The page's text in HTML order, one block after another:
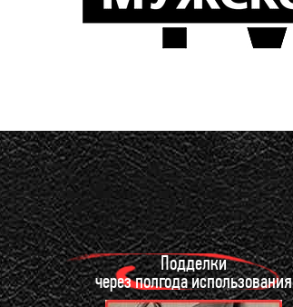
Подделки
через полгода использования